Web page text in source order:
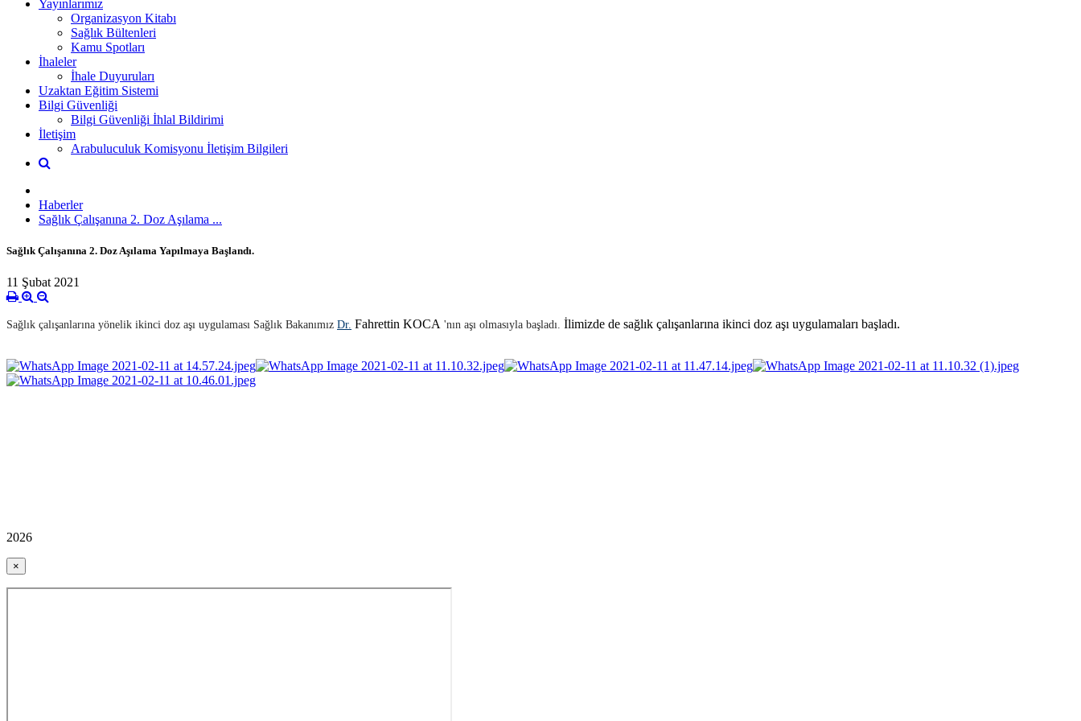
Yayınlarımız
Organizasyon Kitabı
Sağlık Bültenleri
Kamu Spotları
İhaleler
İhale Duyuruları
Uzaktan Eğitim Sistemi
Bilgi Güvenliği
Bilgi Güvenliği İhlal Bildirimi
İletişim
Arabuluculuk Komisyonu İletişim Bilgileri
Haberler
Sağlık Çalışanına 2. Doz Aşılama ...
Sağlık Çalışanına 2. Doz Aşılama Yapılmaya Başlandı.
11 Şubat 2021
Sağlık çalışanlarına yönelik ikinci doz aşı uygulaması Sağlık Bakanımız Dr. Fahrettin KOCA 'nın aşı olmasıyla başladı. İlimizde de sağlık çalışanlarına ikinci doz aşı uygulamaları başladı.
2026
×